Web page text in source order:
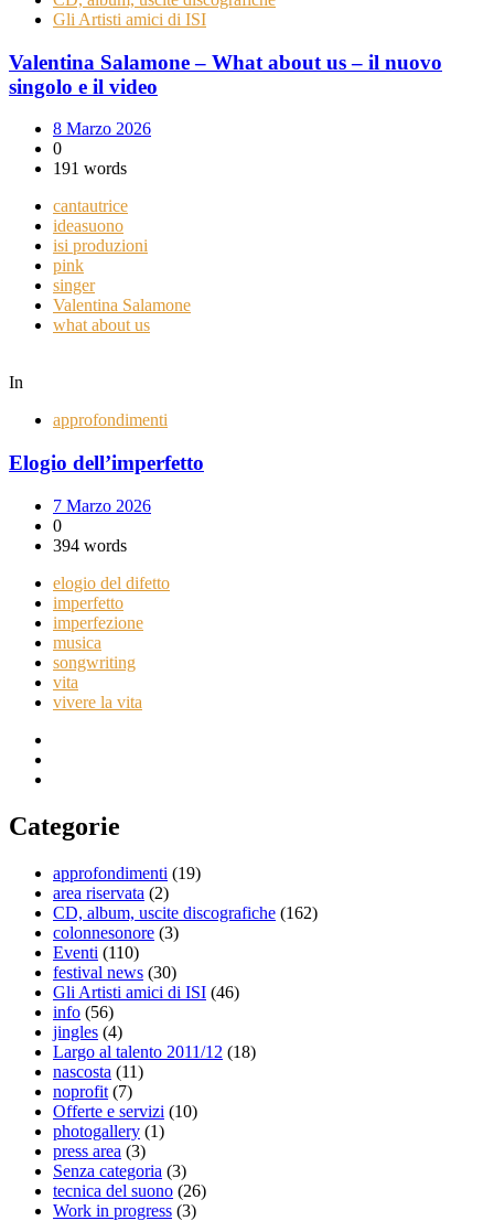
Gli Artisti amici di ISI
Valentina Salamone – What about us – il nuovo
singolo e il video
8 Marzo 2026
0
191 words
cantautrice
ideasuono
isi produzioni
pink
singer
Valentina Salamone
what about us
In
approfondimenti
Elogio dell’imperfetto
7 Marzo 2026
0
394 words
elogio del difetto
imperfetto
imperfezione
musica
songwriting
vita
vivere la vita
Categorie
approfondimenti (19)
area riservata (2)
CD, album, uscite discografiche (162)
colonnesonore (3)
Eventi (110)
festival news (30)
Gli Artisti amici di ISI (46)
info (56)
jingles (4)
Largo al talento 2011/12 (18)
nascosta (11)
noprofit (7)
Offerte e servizi (10)
photogallery (1)
press area (3)
Senza categoria (3)
tecnica del suono (26)
Work in progress (3)